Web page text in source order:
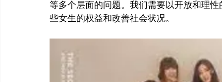
等多个层面的问题。我们需要以开放和理
些女生的权益和改善社会状况。